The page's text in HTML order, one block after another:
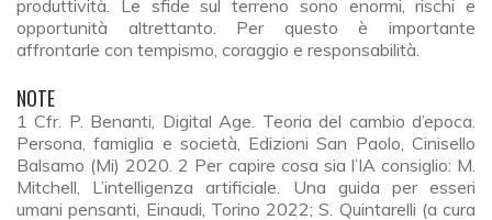
produttività. Le sfide sul terreno sono enormi, rischi e
opportunità altrettanto. Per questo è importante
affrontarle con tempismo, coraggio e responsabilità.
NOTE
1 Cfr. P. Benanti, Digital Age. Teoria del cambio d’epoca.
Persona, famiglia e società, Edizioni San Paolo, Cinisello
Balsamo (Mi) 2020. 2 Per capire cosa sia l’IA consiglio: M.
Mitchell, L’intelligenza artificiale. Una guida per esseri
umani pensanti, Einaudi, Torino 2022; S. Quintarelli (a cura